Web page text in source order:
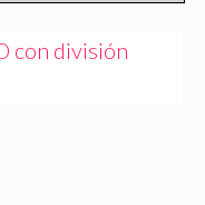
con división